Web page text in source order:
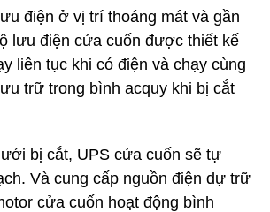
điện ở vị trí thoáng mát và gần
lưu điện cửa cuốn được thiết kế
liên tục khi có điện và chạy cùng
trữ trong bình acquy khi bị cắt
bị cắt, UPS cửa cuốn sẽ tự
Và cung cấp nguồn điện dự trữ
cửa cuốn hoạt động bình